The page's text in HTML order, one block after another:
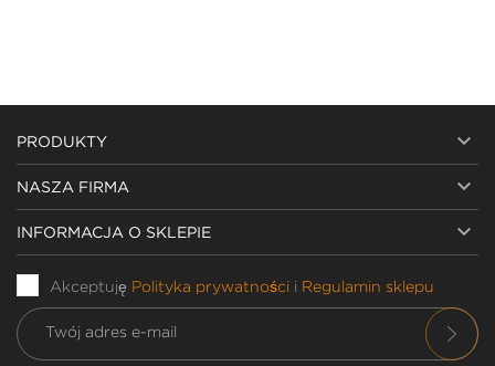
PRODUKTY 
NASZA FIRMA 
INFORMACJA O SKLEPIE 
Akceptuję Polityka prywatności i Regulamin sklepu